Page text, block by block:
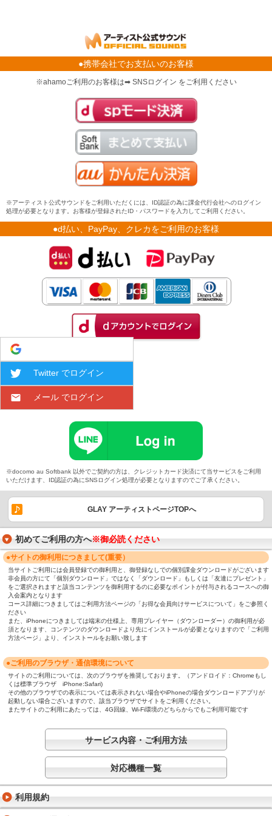
●携帯会社でお支払いのお客様
※ahamoご利用のお客様は➡ SNSログイン をご利用ください
※アーティスト公式サウンドをご利用いただくには、ID認証の為に課金代行会社へのログイン
処理が必要となります。お客様が登録されたID・パスワードを入力してご利用ください。
●d払い、PayPay、クレカをご利用のお客様
Twitter でログイン
メール でログイン
※docomo au Softbank 以外でご契約の方は、クレジットカード決済にて当サービスをご利用
いただけます、ID認証の為にSNSログイン処理が必要となりますのでご了承ください。
GLAY アーティストページTOPへ
初めてご利用の方へ※御必読ください
●サイトの御利用につきまして(重要）
当サイトご利用には会員登録での御利用と、御登録なしでの個別課金ダウンロードがございます
非会員の方にて「個別ダウンロード」ではなく「ダウンロード」もしくは「友達にプレゼント」
をご選択されますと該当コンテンツを御利用するのに必要なポイントが付与されるコースへの御
入会案内となります
コース詳細につきましてはご利用方法ページの「お得な会員向けサービスについて」をご参照く
ださい
また、iPhoneにつきましては端末の仕様上、専用プレイヤー（ダウンローダー）の御利用が必
須となります、コンテンツのダウンロードより先にインストールが必要となりますので「ご利用
方法ページ」より、インストールをお願い致します
●ご利用のブラウザ・通信環境について
サイトのご利用については、次のブラウザを推奨しております。（アンドロイド：Chromeもし
くは標準ブラウザ iPhone:Safari)
その他のブラウザでの表示については表示されない場合やiPhoneの場合ダウンロードアプリが
起動しない場合ございますので、該当ブラウザでサイトをご利用ください。
またサイトのご利用にあたっては、4G回線、Wi-Fi環境のどちらからでもご利用可能です
サービス内容・ご利用方法
対応機種一覧
利用規約